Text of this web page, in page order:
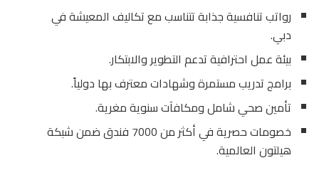
رواتب تنافسية جذابة تتناسب مع تكاليف المعيشة في
دبي.
بيئة عمل احترافية تدعم التطوير والابتكار.
برامج تدريب مستمرة وشهادات معترف بها دولياً.
تأمين صحي شامل ومكافآت سنوية مغرية.
خصومات حصرية في أكثر من 7000 فندق ضمن شبكة
هيلتون العالمية.